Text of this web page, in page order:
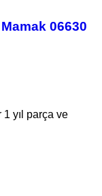
06630
1 yıl parça ve